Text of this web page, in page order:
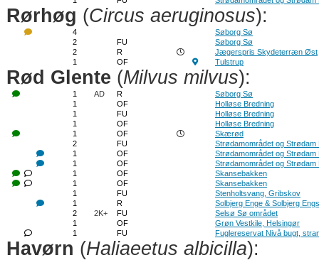
Rørhøg (Circus aeruginosus):
4
Søborg Sø
2
FU
Søborg Sø
2
R
Jægerspris Skydeterræn Øst
1
OF Tulstrup
Rød Glente (Milvus milvus):
1 AD R
Søborg Sø
1
OF
Holløse Bredning
1
FU
Holløse Bredning
1
OF
Holløse Bredning
1
OF
Skærød
2
FU
Strødamområdet og Strødam
1
OF
Strødamområdet og Strødam
1
OF
Strødamområdet og Strødam
1
OF
Skansebakken
1
OF
Skansebakken
1
FU
Stenholtsvang, Gribskov
1
R
Solbjerg Enge & Solbjerg
2
2K+ FU
Selsø Sø området
1
OF
Grøn Vestkile, Helsingør
1
FU Fuglereservat Nivå bugt,
Havørn (Haliaeetus albicilla):